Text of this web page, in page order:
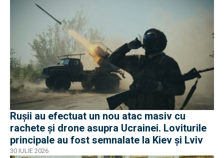
Rușii au efectuat un nou atac masiv cu
rachete și drone asupra Ucrainei. Loviturile
principale au fost semnalate la Kiev și Lviv
30 IULIE 2026